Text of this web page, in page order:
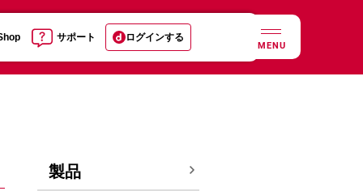
サポート ログインする
MENU
製品